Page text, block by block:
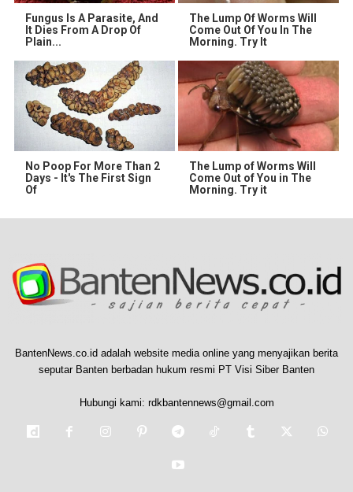
Fungus Is A Parasite, And
It Dies From A Drop Of
Plain...
The Lump Of Worms Will
Come Out Of You In The
Morning. Try It
No Poop For More Than 2
Days - It's The First Sign
Of
The Lump of Worms Will
Come Out of You in The
Morning. Try it
BantenNews.co.id adalah website media online yang menyajikan berita
seputar Banten berbadan hukum resmi PT Visi Siber Banten
Hubungi kami: rdkbantennews@gmail.com